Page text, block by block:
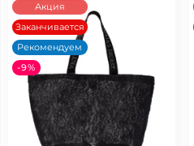
Акция
Заканчивается
Рекомендуем
-9%